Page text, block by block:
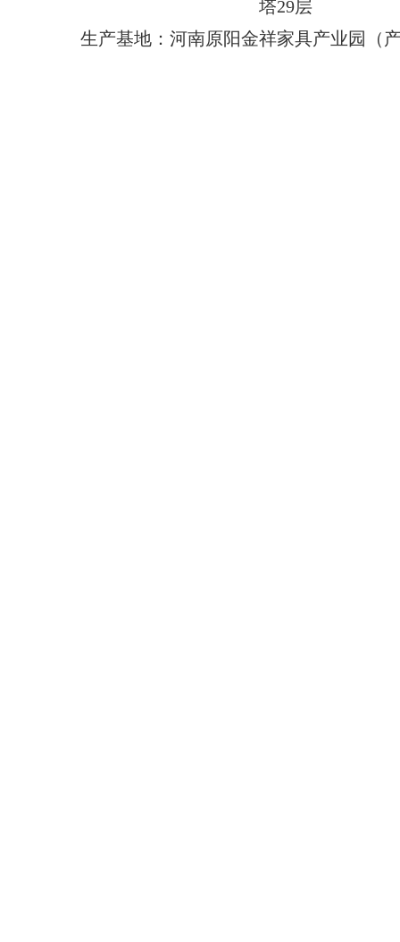
塔29层
生产基地：河南原阳金祥家具产业园（